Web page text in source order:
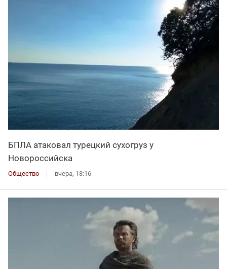
БПЛА атаковал турецкий сухогруз у
Новороссийска
Общество вчера, 18:16